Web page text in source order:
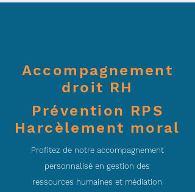
Accompagnement
droit RH
Prévention RPS
Harcèlement moral
Profitez de notre accompagnement
personnalisé en gestion des
ressources humaines et médiation